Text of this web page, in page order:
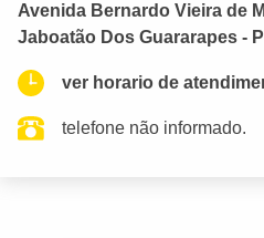
Avenida Bernardo Vieira de
Jaboatão Dos Guararapes -
ver horario de
telefone não informado.